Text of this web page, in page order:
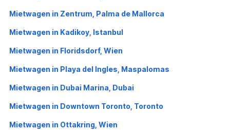
Mietwagen in Zentrum, Palma de Mallorca
Mietwagen in Kadikoy, Istanbul
Mietwagen in Floridsdorf, Wien
Mietwagen in Playa del Ingles, Maspalomas
Mietwagen in Dubai Marina, Dubai
Mietwagen in Downtown Toronto, Toronto
Mietwagen in Ottakring, Wien